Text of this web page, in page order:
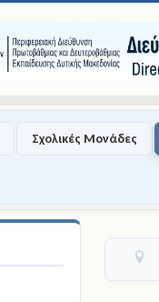
Σχολικές Μονάδες